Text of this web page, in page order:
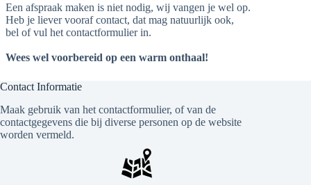
Een afspraak maken is niet nodig, wij vangen je wel op.
Heb je liever vooraf contact, dat mag natuurlijk ook,
bel of vul het contactformulier in.
Wees wel voorbereid op een warm onthaal!
Contact Informatie
Maak gebruik van het contactformulier, of van de
contactgegevens die bij diverse personen op de website
worden vermeld.